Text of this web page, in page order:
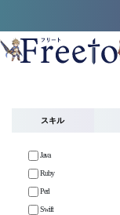
スキル
Java
Ruby
Perl
Swift